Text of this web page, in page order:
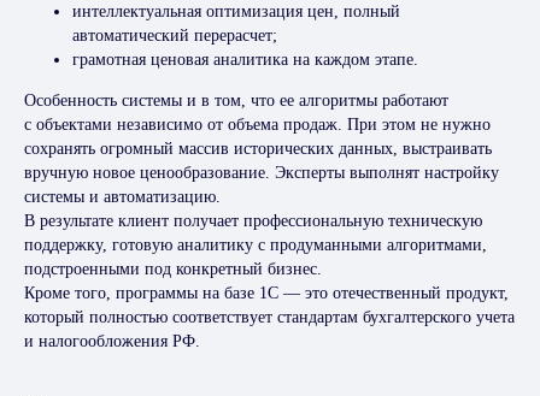
интеллектуальная оптимизация цен, полный
автоматический перерасчет;
грамотная ценовая аналитика на каждом этапе.
Особенность системы и в том, что ее алгоритмы работают
с объектами независимо от объема продаж. При этом не нужно
сохранять огромный массив исторических данных, выстраивать
вручную новое ценообразование. Эксперты выполнят настройку
системы и автоматизацию.
В результате клиент получает профессиональную техническую
поддержку, готовую аналитику с продуманными алгоритмами,
подстроенными под конкретный бизнес.
Кроме того, программы на базе 1С — это отечественный продукт,
который полностью соответствует стандартам бухгалтерского учета
и налогообложения РФ.